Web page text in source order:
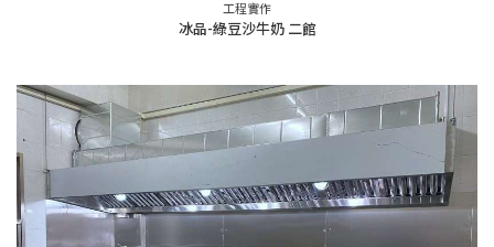
工程實作
冰品-綠豆沙牛奶 二館